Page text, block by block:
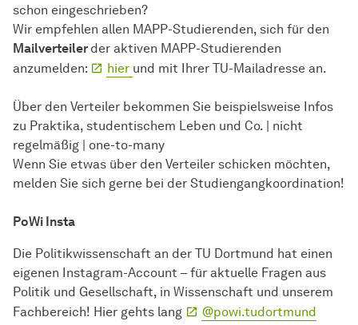
schon eingeschrieben?
Wir empfehlen allen MAPP-Studierenden, sich für den
Mailverteiler der aktiven MAPP-Studierenden
anzumelden:
hier und mit Ihrer TU-Mailadresse an.
Über den Verteiler bekommen Sie beispielsweise Infos
zu Praktika, studentischem Leben und Co. | nicht
regelmäßig | one-to-many
Wenn Sie etwas über den Verteiler schicken möchten,
melden Sie sich gerne bei der Studiengangkoordination!
PoWi Insta
Die Politikwissenschaft an der TU Dortmund hat einen
eigenen Instagram-Account – für aktuelle Fragen aus
Politik und Gesellschaft, in Wissenschaft und unserem
Fachbereich! Hier gehts lang
@powi.tudortmund